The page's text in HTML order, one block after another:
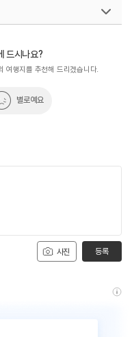
드시나요?
여행지를 추천해 드리겠습니다.
별로예요
사진 등록